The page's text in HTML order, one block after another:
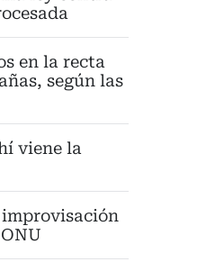
en la recta
según las
viene la